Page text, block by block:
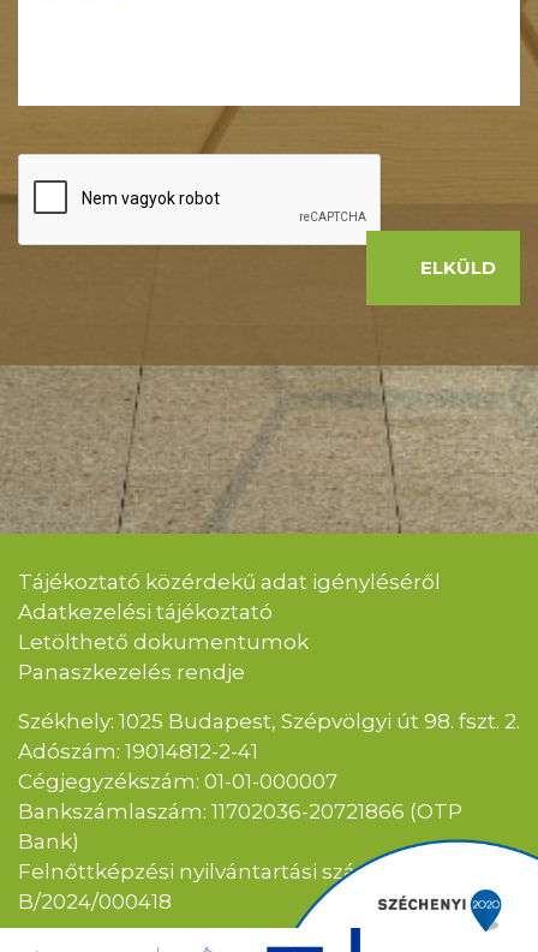
ELKÜLD
Tájékoztató közérdekű adat igényléséről
Adatkezelési tájékoztató
Letölthető dokumentumok
Panaszkezelés rendje
Székhely: 1025 Budapest, Szépvölgyi út 98. fszt. 2.
Adószám: 19014812-2-41
Cégjegyzékszám: 01-01-000007
Bankszámlaszám: 11702036-20721866 (OTP
Bank)
Felnőttképzési nyilvántartási szám:
B/2024/000418